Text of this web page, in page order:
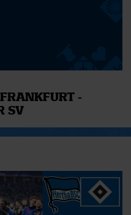
-
SV